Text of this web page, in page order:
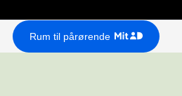
Rum til pårørende